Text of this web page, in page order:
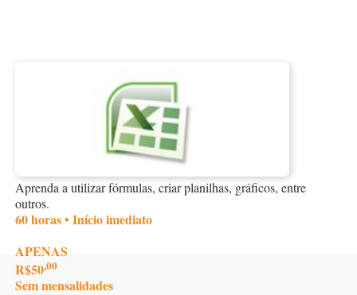
Aprenda a utilizar fórmulas, criar planilhas, gráficos, entre
outros.
60 horas • Início imediato
APENAS
R$50,00
Sem mensalidades